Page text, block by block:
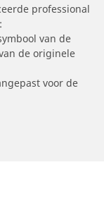
professional
van de
de originele
voor de